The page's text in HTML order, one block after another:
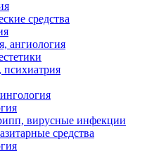
средства
ангиология
психиатрия
вирусные инфекции
средства